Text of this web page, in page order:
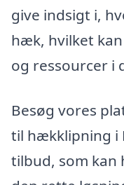
give indsigt i,
hæk, hvilket
og ressourcer i
Besøg vores
til hækklipning i
tilbud, som